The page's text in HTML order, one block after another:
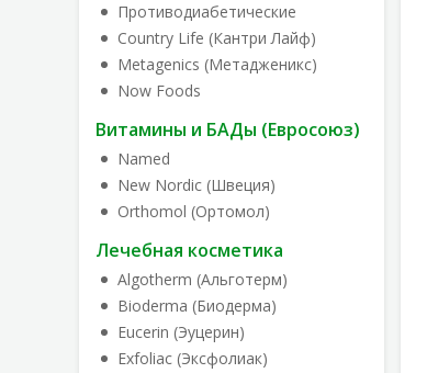
Противодиабетические
Country Life (Кантри Лайф)
Metagenics (Метадженикс)
Now Foods
Витамины и БАДы (Евросоюз)
Named
New Nordic (Швеция)
Orthomol (Ортомол)
Лечебная косметика
Algotherm (Альготерм)
Bioderma (Биодерма)
Eucerin (Эуцерин)
Exfoliac (Эксфолиак)